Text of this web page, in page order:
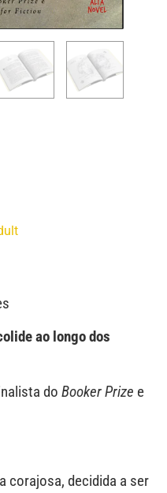
ao longo dos
do Booker Prize e
corajosa, decidida a ser